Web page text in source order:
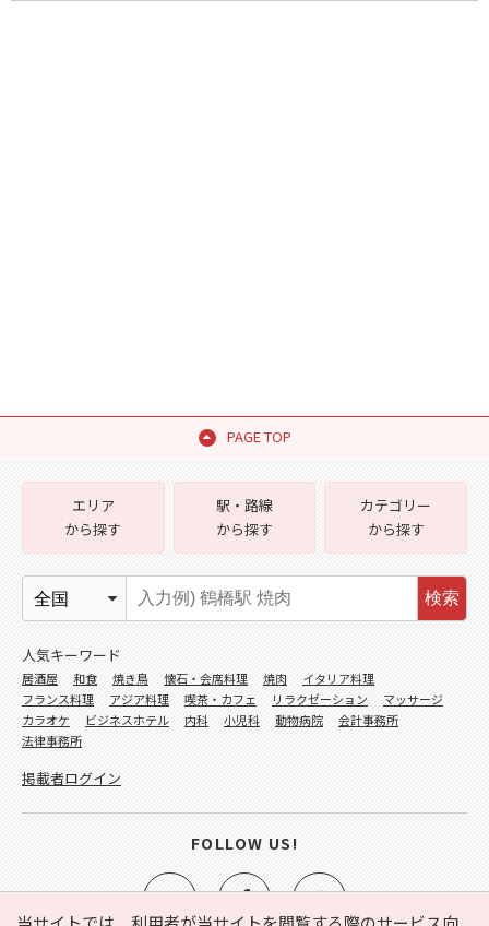
PAGE TOP
エリア
から探す
駅・路線
から探す
カテゴリー
から探す
検索
人気キーワード
居酒屋 和食 焼き鳥 懐石・会席料理 焼肉
イタリア料理
フランス料理
アジア料理 喫茶・カフェ リラクゼーション
マッサージ
カラオケ
ビジネスホテル 内科 小児科 動物病院
会計事務所
法律事務所
掲載者ログイン
FOLLOW US!